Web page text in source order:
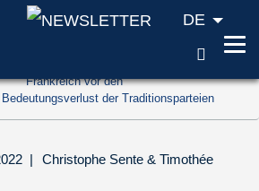
(Accesskey '1')
(Accesskey '2')
DE
Frankreich vor den
der Traditionsparteien
| Christophe Sente & Timothée